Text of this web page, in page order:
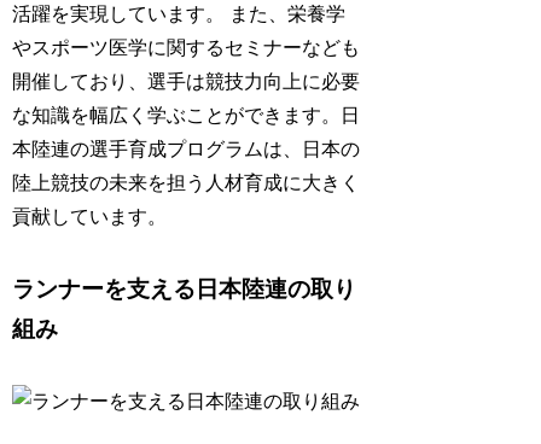
活躍を実現しています。
また、栄養学
やスポーツ医学に関するセミナーなども
開催しており、選手は競技力向上に必要
な知識を幅広く学ぶことができます。日
本陸連の選手育成プログラムは、日本の
陸上競技の未来を担う人材育成に大きく
貢献しています。
ランナーを支える日本陸連の取り
組み